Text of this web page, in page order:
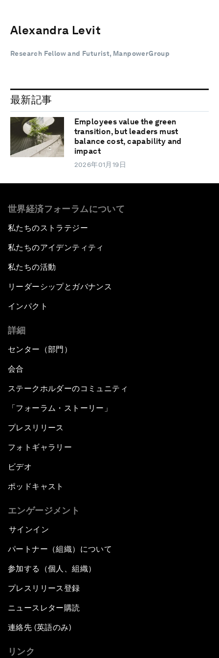
Alexandra Levit
Research Fellow and Futurist, ManpowerGroup
最新記事
Employees value the green
transition, but leaders must
balance cost, capability and
impact
2026年01月19日
世界経済フォーラムについて
私たちのストラテジー
私たちのアイデンティティ
私たちの活動
リーダーシップとガバナンス
インパクト
詳細
センター（部門）
会合
ステークホルダーのコミュニティ
「フォーラム・ストーリー」
プレスリリース
フォトギャラリー
ビデオ
ポッドキャスト
エンゲージメント
サインイン
パートナー（組織）について
参加する（個人、組織）
プレスリリース登録
ニュースレター購読
連絡先 (英語のみ)
リンク